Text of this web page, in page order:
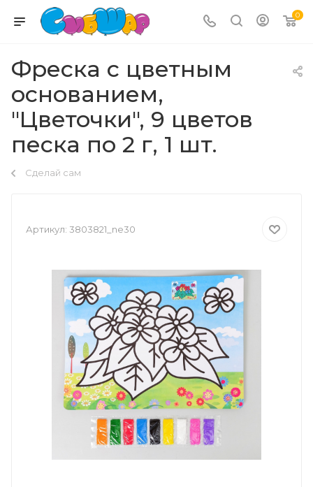
0
Фреска с цветным
основанием,
"Цветочки", 9 цветов
песка по 2 г, 1 шт.
Сделай сам
Артикул: 3803821_ne30